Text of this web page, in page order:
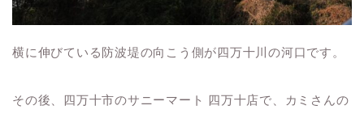
横に伸びている防波堤の向こう側が四万十川の河口です。
その後、四万十市のサニーマート 四万十店で、カミさんの